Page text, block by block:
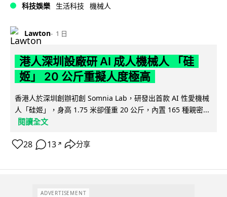
科技娛樂 生活科技 機械人
Lawton 1 日
港人深圳設廠研 AI 成人機械人 「硅
姬」 20 公斤重擬人度極高
香港人於深圳創辦初創 Somnia Lab，研發出首款 AI 性愛機械
人「硅姬」，身高 1.75 米卻僅重 20 公斤，內置 165 種親密...
閱讀全文
28 13 ↗ 分享
ADVERTISEMENT